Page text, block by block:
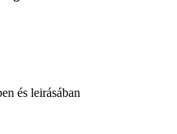
és leirásában